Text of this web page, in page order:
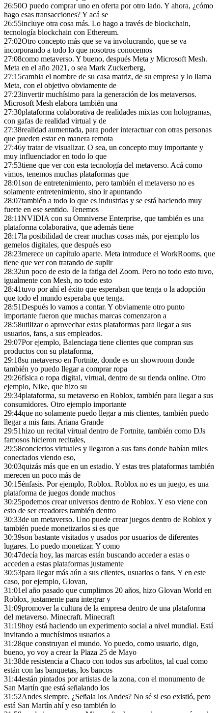
26:50O puedo comprar uno en oferta por otro lado. Y ahora, ¿cómo
hago esas transacciones? Y acá se
26:55incluye otra cosa más. Lo hago a través de blockchain,
tecnología blockchain con Ethereum.
27:02Otro concepto más que se va involucrando, que se va
incorporando a todo lo que nosotros conocemos
27:08como metaverso. Y bueno, después Meta y Microsoft Mesh.
Meta en el año 2021, o sea Mark Zuckerberg,
27:15cambia el nombre de su casa matriz, de su empresa y lo llama
Meta, con el objetivo obviamente de
27:23invertir muchísimo para la generación de los metaversos.
Microsoft Mesh elabora también una
27:30plataforma colaborativa de realidades mixtas con hologramas,
con gafas de realidad virtual y de
27:38realidad aumentada, para poder interactuar con otras personas
que pueden estar en manera remota
27:46y tratar de visualizar. O sea, un concepto muy importante y
muy influenciador en todo lo que
27:53tiene que ver con esta tecnología del metaverso. Acá como
vimos, tenemos muchas plataformas que
28:01son de entretenimiento, pero también el metaverso no es
solamente entretenimiento, sino ir apuntando
28:07también a todo lo que es industrias y se está haciendo muy
fuerte en ese sentido. Tenemos
28:11NVIDIA con su Omniverse Enterprise, que también es una
plataforma colaborativa, que además tiene
28:17la posibilidad de crear muchas cosas más, por ejemplo los
gemelos digitales, que después eso
28:23merece un capítulo aparte. Meta introduce el WorkRooms, que
tiene que ver con tratando de suplir
28:32un poco de esto de la fatiga del Zoom. Pero no todo esto tuvo,
igualmente con Mesh, no todo esto
28:41tuvo por ahí el éxito que esperaban que tenga o la adopción
que todo el mundo esperaba que tenga.
28:51Después lo vamos a contar. Y obviamente otro punto
importante fueron que muchas marcas comenzaron a
28:58utilizar o aprovechar estas plataformas para llegar a sus
usuarios, fans, a sus empleados.
29:07Por ejemplo, Balenciaga tiene clientes que compran sus
productos con su plataforma,
29:18su metaverso en Fortnite, donde es un showroom donde
también yo puedo llegar a comprar ropa
29:26física o ropa digital, virtual, dentro de su tienda online. Otro
ejemplo, Nike, que hizo su
29:34plataforma, su metaverso en Roblox, también para llegar a sus
consumidores. Otro ejemplo importante
29:44que no solamente puedo llegar a mis clientes, también puedo
llegar a mis fans. Ariana Grande
29:51hizo un recital virtual dentro de Fortnite, también como DJs
famosos hicieron recitales,
29:58conciertos virtuales y llegaron a sus fans donde habían miles
conectados viendo eso,
30:03quizás más que en un estadio. Y estas tres plataformas también
merecen un poco más de
30:15énfasis. Por ejemplo, Roblox. Roblox no es un juego, es una
plataforma de juegos donde muchos
30:25podemos crear universos dentro de Roblox. Y eso viene con
esto de ser creadores también dentro
30:33de un metaverso. Uno puede crear juegos dentro de Roblox y
también puede monetizarlos si es que
30:39son bastante visitados y usados por usuarios de diferentes
lugares. Lo puedo monetizar. Y como
30:47decía hoy, las marcas están buscando acceder a estas o
acceden a estas plataformas justamente
30:53para llegar más aún a sus clientes, usuarios o fans. Y en este
caso, por ejemplo, Glovan,
31:01el año pasado que cumplimos 20 años, hizo Glovan World en
Roblox, justamente para integrar y
31:09promover la cultura de la empresa dentro de una plataforma
del metaverso. Minecraft. Minecraft
31:19hoy está haciendo un experimento social a nivel mundial. Está
invitando a muchísimos usuarios a
31:28que construyan el mundo. Yo puedo, como usuario, digo,
bueno, yo voy a crear la Plaza 25 de Mayo
31:38de resistencia a Chaco con todos sus arbolitos, tal cual como
están con las banquetas, los bancos
31:44están pintados por artistas de la zona, con el monumento de
San Martín que está señalando los
31:52Andes siempre. ¿Señala los Andes? No sé si eso existió, pero
está San Martín ahí y eso también lo